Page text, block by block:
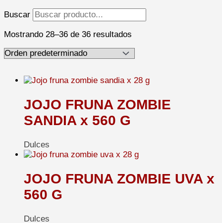
Buscar
Mostrando 28–36 de 36 resultados
JOJO FRUNA ZOMBIE
SANDIA x 560 G
Dulces
JOJO FRUNA ZOMBIE UVA x
560 G
Dulces